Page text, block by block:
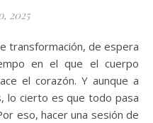
2025
en el que el cuerpo
el corazón. Y aunque a
lo cierto es que todo pasa
eso, hacer una sesión de